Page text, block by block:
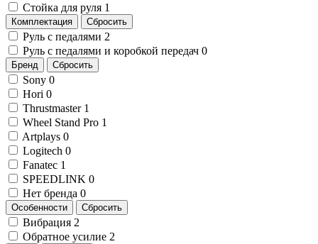
Стойка для руля 1
Комплектация Сбросить
Руль с педалями 2
Руль с педалями и коробкой передач 0
Бренд Сбросить
Sony 0
Hori 0
Thrustmaster 1
Wheel Stand Pro 1
Artplays 0
Logitech 0
Fanatec 1
SPEEDLINK 0
Нет бренда 0
Особенности Сбросить
Вибрация 2
Обратное усилие 2